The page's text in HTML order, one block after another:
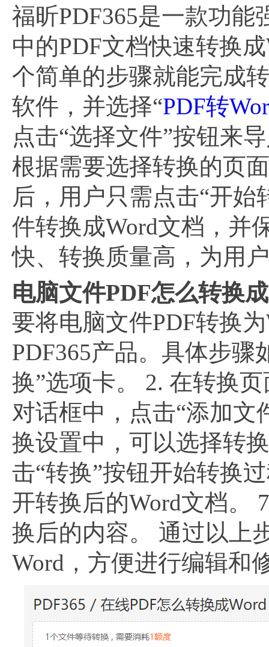
福昕PDF365是一款功能
中的PDF文档快速转换
个简单的步骤就能完成
软件，并选择“PDF转
点击“选择文件”按钮来
根据需要选择转换的页
后，用户只需点击“开始
件转换成Word文档，并
快、转换质量高，为用
电脑文件PDF怎么转换
要将电脑文件PDF转换
PDF365产品。具体步骤
换”选项卡。 2. 在转换
对话框中，点击“添加文
换设置中，可以选择转
击“转换”按钮开始转换
开转换后的Word文档。
换后的内容。 通过以上
Word，方便进行编辑和